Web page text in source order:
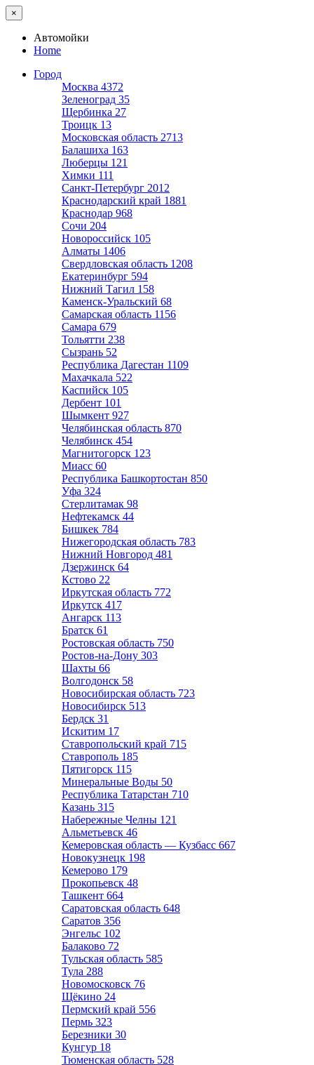
×
Автомойки
Home
Город
Москва 4372
Зеленоград 35
Щербинка 27
Троицк 13
Московская область 2713
Балашиха 163
Люберцы 121
Химки 111
Санкт-Петербург 2012
Краснодарский край 1881
Краснодар 968
Сочи 204
Новороссийск 105
Алматы 1406
Свердловская область 1208
Екатеринбург 594
Нижний Тагил 158
Каменск-Уральский 68
Самарская область 1156
Самара 679
Тольятти 238
Сызрань 52
Республика Дагестан 1109
Махачкала 522
Каспийск 105
Дербент 101
Шымкент 927
Челябинская область 870
Челябинск 454
Магнитогорск 123
Миасс 60
Республика Башкортостан 850
Уфа 324
Стерлитамак 98
Нефтекамск 44
Бишкек 784
Нижегородская область 783
Нижний Новгород 481
Дзержинск 64
Кстово 22
Иркутская область 772
Иркутск 417
Ангарск 113
Братск 61
Ростовская область 750
Ростов-на-Дону 303
Шахты 66
Волгодонск 58
Новосибирская область 723
Новосибирск 513
Бердск 31
Искитим 17
Ставропольский край 715
Ставрополь 185
Пятигорск 115
Минеральные Воды 50
Республика Татарстан 710
Казань 315
Набережные Челны 121
Альметьевск 46
Кемеровская область — Кузбасс 667
Новокузнецк 198
Кемерово 179
Прокопьевск 48
Ташкент 664
Саратовская область 648
Саратов 356
Энгельс 102
Балаково 72
Тульская область 585
Тула 288
Новомосковск 76
Щёкино 24
Пермский край 556
Пермь 323
Березники 30
Кунгур 18
Тюменская область 528